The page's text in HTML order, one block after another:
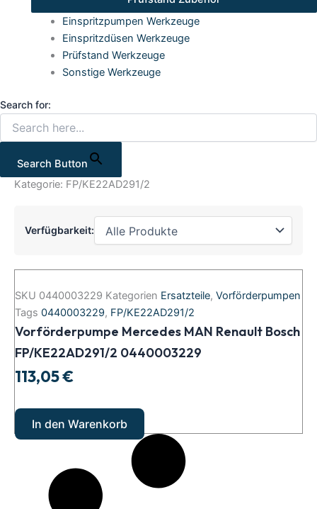
Einspritzpumpen Werkzeuge
Einspritzdüsen Werkzeuge
Prüfstand Werkzeuge
Sonstige Werkzeuge
Search for:
Search Button
Kategorie: FP/KE22AD291/2
Verfügbarkeit:
SKU 0440003229 Kategorien Ersatzteile, Vorförderpumpen
Tags 0440003229, FP/KE22AD291/2
Vorförderpumpe Mercedes MAN Renault Bosch
FP/KE22AD291/2 0440003229
113,05€
Mercedes
Renault
Bosch
FP/KE22AD291/2
0440003229
Menge
In den Warenkorb